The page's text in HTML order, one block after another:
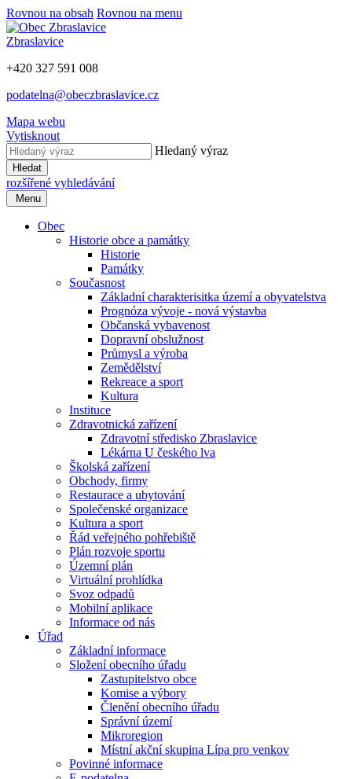
Rovnou na obsah Rovnou na menu
Zbraslavice
+420 327 591 008
podatelna@obeczbraslavice.cz
Mapa webu
Vytisknout
Hledaný výraz
Hledat
rozšířené vyhledávání
Menu
Obec
Historie obce a památky
Historie
Památky
Současnost
Základní charakterisitka území a obyvatelstva
Prognóza vývoje - nová výstavba
Občanská vybavenost
Dopravní obslužnost
Průmysl a výroba
Zemědělství
Rekreace a sport
Kultura
Instituce
Zdravotnická zařízení
Zdravotní středisko Zbraslavice
Lékárna U českého lva
Školská zařízení
Obchody, firmy
Restaurace a ubytování
Společenské organizace
Kultura a sport
Řád veřejného pohřebiště
Plán rozvoje sportu
Územní plán
Virtuální prohlídka
Svoz odpadů
Mobilní aplikace
Informace od nás
Úřad
Základní informace
Složení obecního úřadu
Zastupitelstvo obce
Komise a výbory
Členění obecního úřadu
Správní území
Mikroregion
Místní akční skupina Lípa pro venkov
Povinné informace